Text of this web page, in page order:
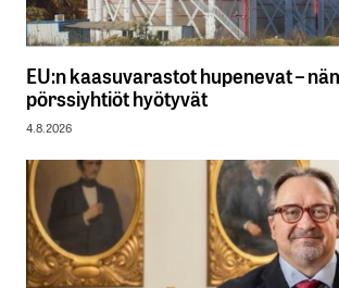
EU:n kaasuvarastot hupenevat –
pörssiyhtiöt hyötyvät
4.8.2026